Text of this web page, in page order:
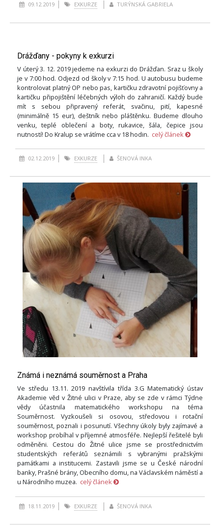
09.12.2019 EXKURZE TURÝNSKÁ GABRIELA
Drážďany - pokyny k exkurzi
V úterý 3. 12. 2019 jedeme na exkurzi do Drážďan. Sraz u školy
je v 7:00 hod. Odjezd od školy v 7:15 hod. U autobusu budeme
kontrolovat platný OP nebo pas, kartičku zdravotní pojišťovny a
kartičku připojištění léčebných výloh do zahraničí. Každý bude
mít s sebou připravený referát, svačinu, pití, kapesné
(minimálně 15 eur), deštník nebo pláštěnku. Budeme dlouho
venku, teplé oblečení a boty, rukavice, šála, čepice jsou
nutností! Do Kralup se vrátíme cca v 18 hodin. celý článek
02.12.2019 EXKURZE ŠENOVÁ INKA
Známá i neznámá souměrnost a Praha
Ve středu 13.11. 2019 navštívila třída 3.G Matematický ústav
Akademie věd v Žitné ulici v Praze, aby se zde v rámci Týdne
vědy účastnila matematického workshopu na téma
Souměrnost. Vyzkoušeli si osovou, středovou i rotační
souměrnost, poznali i posunutí. Všechny úkoly byly zajímavé a
workshop probíhal v příjemné atmosféře. Nejlepší řešitelé byli
odměněni. Cestou do Žitné ulice jsme se prostřednictvím
studentských referátů seznámili s vybranými pražskými
památkami a institucemi. Zastavili jsme se u České národní
banky, Prašné brány, Obecního domu, na Václavském náměstí a
u Národního muzea. celý článek
18.11.2019 EXKURZE ŠENOVÁ INKA